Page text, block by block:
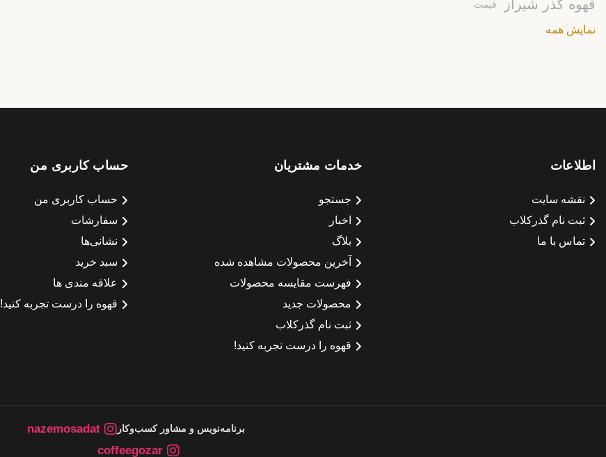
قهوه گذر شیراز قیمت
نمایش همه
اطلاعات
نقشه سایت
ثبت نام گذرکلاب
تماس با ما
خدمات مشتریان
جستجو
اخبار
بلاگ
آخرین محصولات مشاهده شده
فهرست مقایسه محصولات
محصولات جدید
ثبت نام گذرکلاب
قهوه را درست تجربه کنید!
حساب کاربری من
حساب کاربری من
سفارشات
نشانی‌ها
سبد خرید
علاقه مندی ها
قهوه را درست تجربه کنید!
برنامه‌نویس و مشاور کسب‌وکار
nazemosadat
coffeegozar